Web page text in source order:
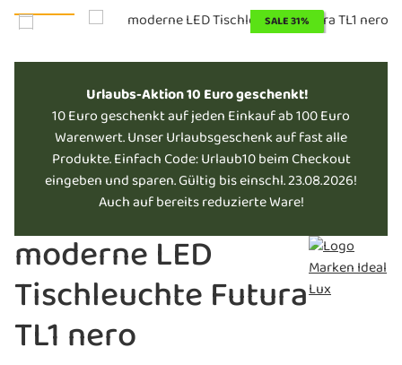
SALE 31%
GEPRÜFTE RETOURE!
Urlaubs-Aktion 10 Euro geschenkt!
10 Euro geschenkt auf jeden Einkauf ab 100 Euro
Warenwert. Unser Urlaubsgeschenk auf fast alle
Produkte. Einfach Code: Urlaub10 beim Checkout
eingeben und sparen. Gültig bis einschl. 23.08.2026!
Auch auf bereits reduzierte Ware!
moderne LED
Tischleuchte Futura
TL1 nero